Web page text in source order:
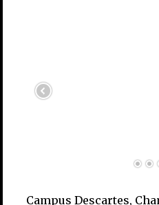
Campus Descartes,